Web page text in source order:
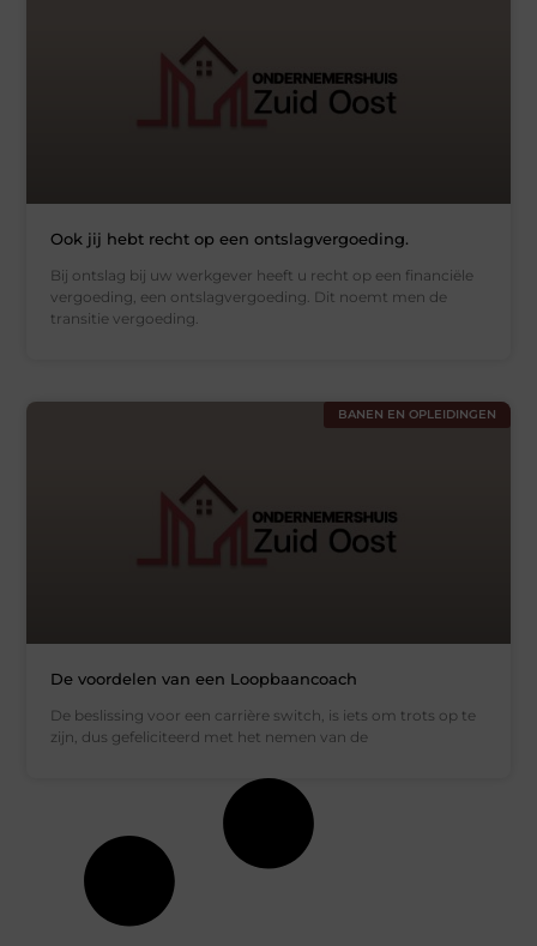
Ook jij hebt recht op een ontslagvergoeding.
Bij ontslag bij uw werkgever heeft u recht op een financiële
vergoeding, een ontslagvergoeding. Dit noemt men de
transitie vergoeding.
BANEN EN OPLEIDINGEN
De voordelen van een Loopbaancoach
De beslissing voor een carrière switch, is iets om trots op te
zijn, dus gefeliciteerd met het nemen van de